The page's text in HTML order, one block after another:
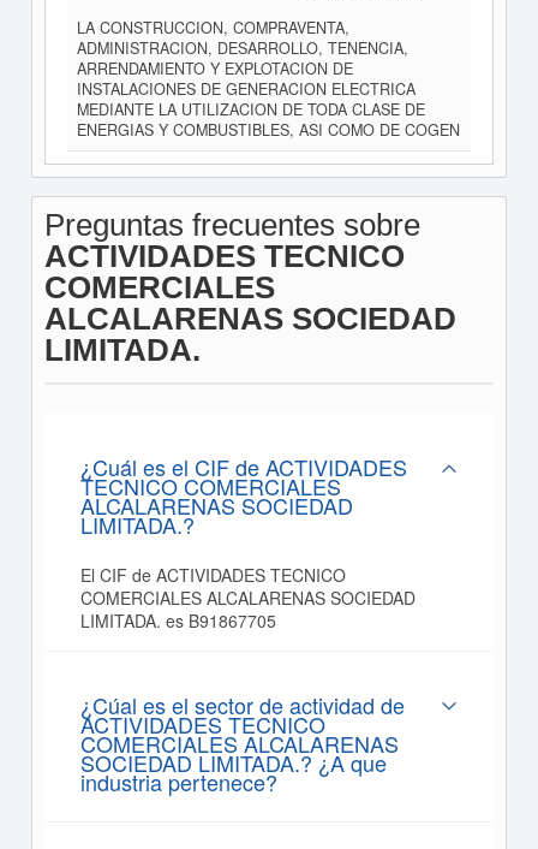
LA CONSTRUCCION, COMPRAVENTA,
ADMINISTRACION, DESARROLLO, TENENCIA,
ARRENDAMIENTO Y EXPLOTACION DE
INSTALACIONES DE GENERACION ELECTRICA
MEDIANTE LA UTILIZACION DE TODA CLASE DE
ENERGIAS Y COMBUSTIBLES, ASI COMO DE COGEN
Preguntas frecuentes sobre
ACTIVIDADES TECNICO
COMERCIALES
ALCALARENAS SOCIEDAD
LIMITADA.
¿Cuál es el CIF de ACTIVIDADES
TECNICO COMERCIALES
ALCALARENAS SOCIEDAD
LIMITADA.?
El CIF de ACTIVIDADES TECNICO
COMERCIALES ALCALARENAS SOCIEDAD
LIMITADA. es B91867705
¿Cúal es el sector de actividad de
ACTIVIDADES TECNICO
COMERCIALES ALCALARENAS
SOCIEDAD LIMITADA.? ¿A que
industria pertenece?